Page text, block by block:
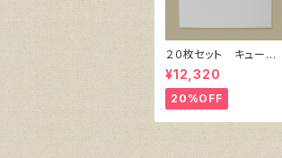
２０枚セット キュービ
ック・キャンバス白（縦2
00㎜×横200㎜×厚38
㎜）
¥12,320
20%OFF